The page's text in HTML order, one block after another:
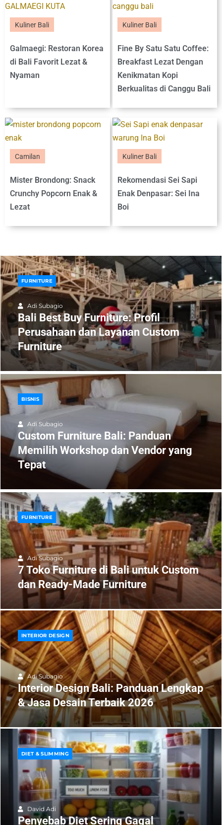
Kuliner Bali
Galmaegi: Restoran Korea
di Bali Favorit Lezat &
Nyaman
Kuliner Bali
Fine By Satu Satu Coffee:
Breakfast Lezat Dengan
Kenikmatan Kopi
Berkualitas di Canggu Bali
Camilan
Mister Brondong: Snack
Crunchy Popcorn Enak &
Lezat
Kuliner Bali
Rekomendasi Sei Sapi
Enak Denpasar: Sei Ina
Boi
FURNITURE
Adi Subagio
Bali Best Buy Furniture: Profil
Perusahaan dan Layanan Custom
Furniture
BISNIS
Adi Subagio
Custom Furniture Bali: Panduan
Memilih Workshop dan Vendor yang
Tepat
FURNITURE
Adi Subagio
7 Toko Furniture di Bali untuk Custom
dan Ready-Made Furniture
INTERIOR DESIGN
Adi Subagio
Interior Design Bali: Panduan Lengkap
& Jasa Desain Terbaik 2026
DIET & SLIMMING
David Adi
Penyebab Diet Sering Gagal